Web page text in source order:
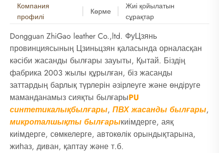
Компания
профилі
Көрме
Жиі қойылатын
сұрақтар
Dongguan ZhiGao leather Co.,ltd. ФуЦзянь
провинциясының Цзиньцзян қаласында орналасқан
кәсіби жасанды былғары зауыты, Қытай. Біздің
фабрика 2003 жылы құрылған, біз жасанды
заттардың барлық түрлерін әзірлеуге және өндіруге
маманданамыз сияқты былғарыPU
синтетикалықбылғары, ПВХ жасанды былғары,
микроталшықты былғарыкиімдерге, аяқ
киімдерге, сөмкелерге, автокөлік орындықтарына,
жиһаз, диван, қаптау және т.б.